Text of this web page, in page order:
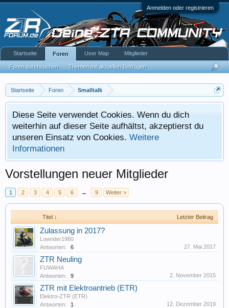
Anmelden oder registrieren
Startseite Foren Smalltalk
Diese Seite verwendet Cookies. Wenn du dich
weiterhin auf dieser Seite aufhältst, akzeptierst du
unseren Einsatz von Cookies. Weitere
Informationen
Vorstellungen neuer Mitglieder
1 2 3 4 5 6 → 9 Weiter >
Titel ↓ Letzter Beitrag
Zulassung in 2017?
Lowrider1980
Antworten:
6 27. Mai 2017
ZTR Neuling
FUWAHA
Antworten:
9 2. November 2015
ZTR mit Elektroantrieb (ETR)
Elektro-ZTR (ETR)
Antworten:
1 12. Dezember 2019
Startseite Foren
Foren durchsuchen Themen mit aktuellen Beiträgen
User Map Mitglieder